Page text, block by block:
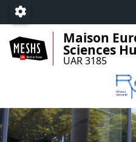
Accéder au menu principal
Accéder au contenu
Paramétrage
Maison
Sciences
UAR 3185